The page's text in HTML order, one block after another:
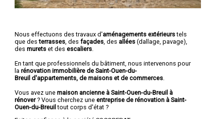
Nous effectuons des travaux d'aménagements extérieurstels
que desterrasses , des façades , des allées (dallage, pavage),
des murets et des escaliers
En tant que professionnels du bâtiment, nous intervenons pour
la rénovation immobilière de Saint-Ouen-du-
Breuil d'appartements, de maisons et de commerces
Vous avez une maison ancienne à Saint-Ouen-du-Breuil à
rénover? Vous cherchez une entreprise de rénovation à Saint-
Ouen-du-Breuiltout corps d'état ?